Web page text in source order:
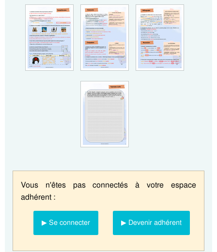
Vous n'êtes pas connectés à votre espace
adhérent :
▶ Se connecter ▶ Devenir adhérent